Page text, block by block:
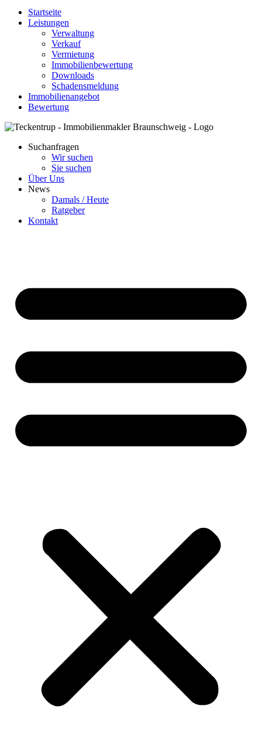
Startseite
Leistungen
Verwaltung
Verkauf
Vermietung
Immobilienbewertung
Downloads
Schadensmeldung
Immobilienangebot
Bewertung
Suchanfragen
Wir suchen
Sie suchen
Über Uns
News
Damals / Heute
Ratgeber
Kontakt